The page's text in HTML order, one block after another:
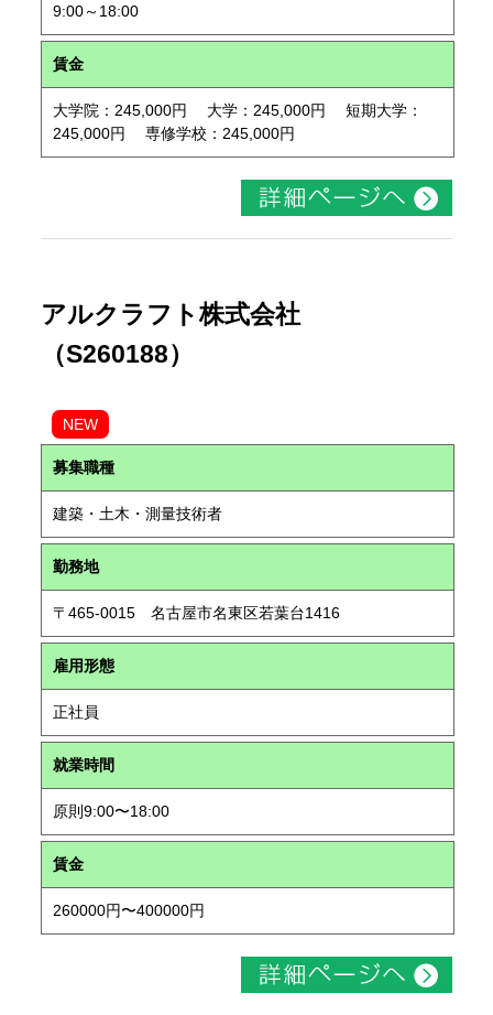
9:00～18:00
賃金
大学院：245,000円 大学：245,000円 短期大学：
245,000円 専修学校：245,000円
アルクラフト株式会社
（S260188）
NEW
募集職種
建築・土木・測量技術者
勤務地
〒465-0015 名古屋市名東区若葉台1416
雇用形態
正社員
就業時間
原則9:00〜18:00
賃金
260000円〜400000円